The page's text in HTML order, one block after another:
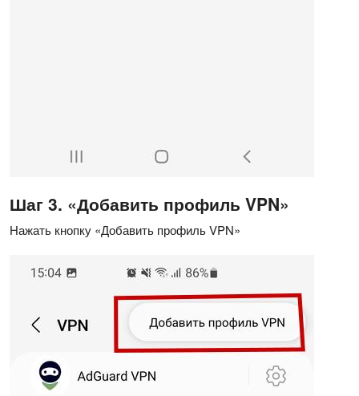
Шаг 3. «Добавить профиль VPN»
Нажать кнопку «Добавить профиль VPN»